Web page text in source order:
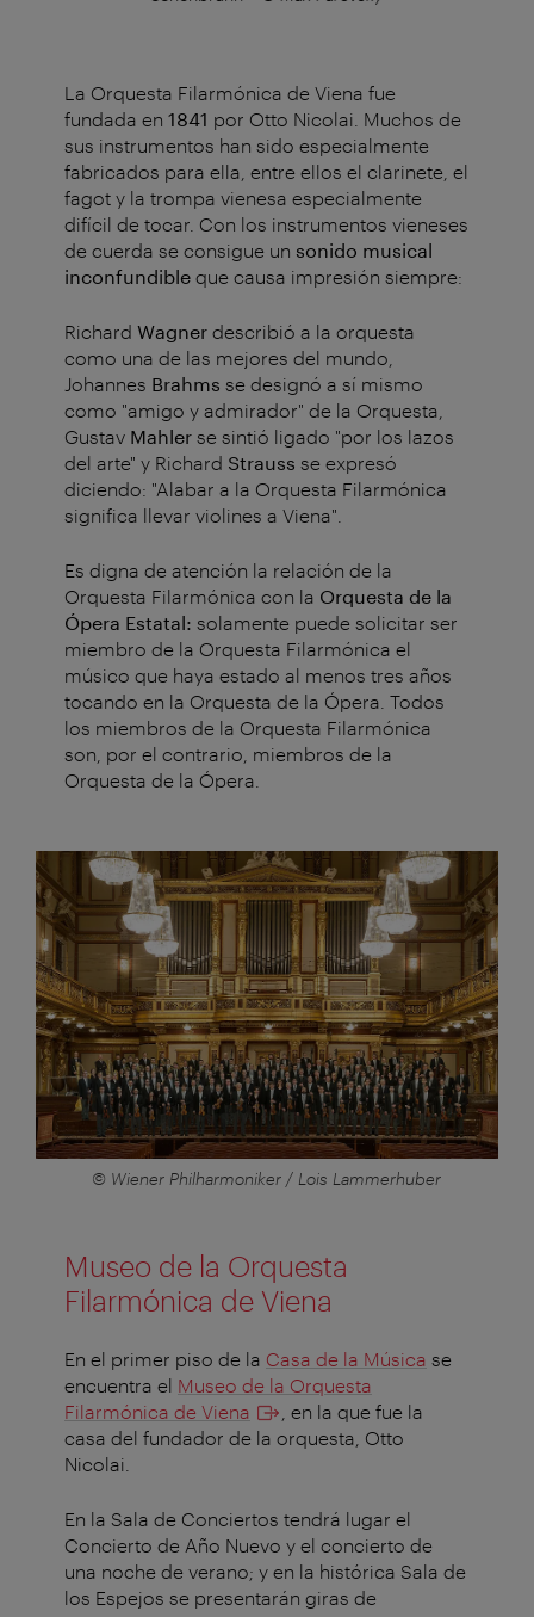
La Orquesta Filarmónica de Viena fue
fundada en 1841 por Otto Nicolai. Muchos de
sus instrumentos han sido especialmente
fabricados para ella, entre ellos el clarinete, el
fagot y la trompa vienesa especialmente
difícil de tocar. Con los instrumentos vieneses
de cuerda se consigue un sonido musical
inconfundible que causa impresión siempre:
Richard Wagner describió a la orquesta
como una de las mejores del mundo,
Johannes Brahms se designó a sí mismo
como "amigo y admirador" de la Orquesta,
Gustav Mahler se sintió ligado "por los lazos
del arte" y Richard Strauss se expresó
diciendo: "Alabar a la Orquesta Filarmónica
significa llevar violines a Viena".
Es digna de atención la relación de la
Orquesta Filarmónica con la Orquesta de la
Ópera Estatal: solamente puede solicitar ser
miembro de la Orquesta Filarmónica el
músico que haya estado al menos tres años
tocando en la Orquesta de la Ópera. Todos
los miembros de la Orquesta Filarmónica
son, por el contrario, miembros de la
Orquesta de la Ópera.
© Wiener Philharmoniker / Lois Lammerhuber
Museo de la Orquesta
Filarmónica de Viena
En el primer piso de la Casa de la Música se
encuentra el Museo de la Orquesta
Filarmónica de Viena
, en la que fue la
casa del fundador de la orquesta, Otto
Nicolai.
En la Sala de Conciertos tendrá lugar el
Concierto de Año Nuevo y el concierto de
una noche de verano; y en la histórica Sala de
los Espejos se presentarán giras de